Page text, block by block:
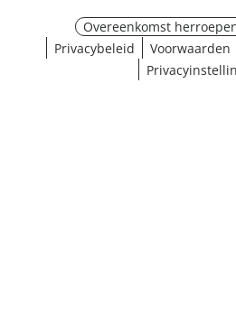
Overeenkomst
Privacybeleid
Voorwaarden